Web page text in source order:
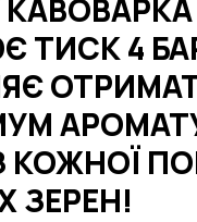
ТИСК 4
ЗЕРЕН!